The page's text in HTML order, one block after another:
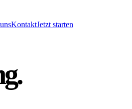
KontaktJetzt starten